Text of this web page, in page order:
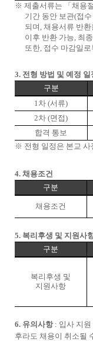
※ 제출서류는 「채용
기간 동안 보관(접
되며 채용서류 반
이후 반환 가능 최
또한 접수 마감일
3. 전형 방법 및 예정 일
구분
1차 (서류)
2차 (면접)
합격 통보
※ 전형 일정은 본교
4. 채용조건
구분
채용조건
5. 복리후생 및 지원사
구분
복리후생 및
지원사항
6. 유의사항 : 입사 지
후라도 채용이 취소될